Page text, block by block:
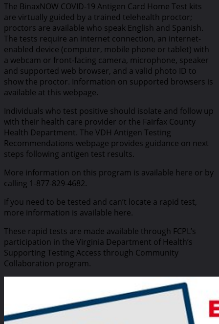
The BinaxNOW COVID-19 Antigen Card Home Test kits
are virtually guided by a trained telehealth proctor;
proctors are available who speak English and Spanish.
The tests require an internet connection, an internet-
enabled device (computer, mobile phone or tablet) with
a webcam or front-facing camera, microphone, speaker
and supported web browser, and a valid photo ID to
show the proctor. Information on supported browsers is
available at this webpage.
Individuals who test positive should isolate and follow up
with their health care provider or the Fairfax County
Health Department. The VDH Antigen Testing
Recommendations webpage provides guidance on next
steps following antigen test results.
More information on this program is available here or by
calling 1-877-829-4682.
If you need to be tested and can’t locate a rapid test,
more information is available here.
These rapid tests are made available through FCPL’s
participation in the Virginia Department of Health’s
Supporting Testing Access through Community
Collaboration program.